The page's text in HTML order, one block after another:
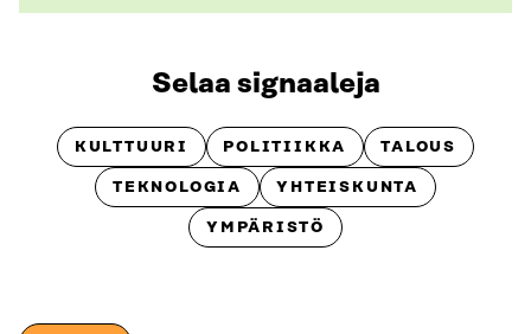
Selaa signaaleja
KULTTUURI POLITIIKKA TALOUS
TEKNOLOGIA YHTEISKUNTA
YMPÄRISTÖ